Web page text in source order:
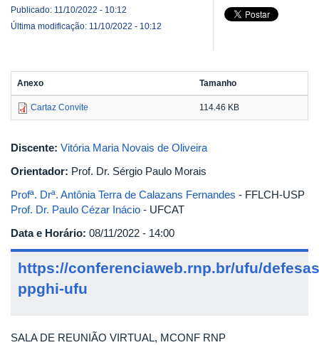
Publicado: 11/10/2022 - 10:12
Última modificação: 11/10/2022 - 10:12
Anexo Tamanho
Cartaz Convite 114.46 KB
Discente: Vitória Maria Novais de Oliveira
Orientador: Prof. Dr. Sérgio Paulo Morais
Profª. Drª. Antônia Terra de Calazans Fernandes - FFLCH-USP
Prof. Dr. Paulo Cézar Inácio - UFCAT
Data e Horário: 08/11/2022 - 14:00
https://conferenciaweb.rnp.br/ufu/
ppghi-ufu
SALA DE REUNIÃO VIRTUAL, MCONF RNP